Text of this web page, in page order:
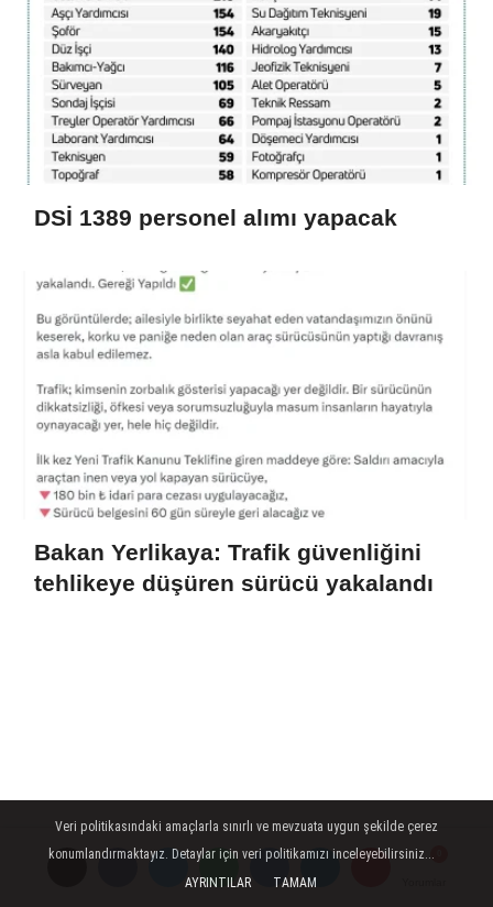
DSİ 1389 personel alımı yapacak
Bakan Yerlikaya: Trafik güvenliğini
tehlikeye düşüren sürücü yakalandı
Veri politikasındaki amaçlarla sınırlı ve mevzuata uygun şekilde çerez
konumlandırmaktayız. Detaylar için veri politikamızı inceleyebilirsiniz...
AYRINTILAR
TAMAM